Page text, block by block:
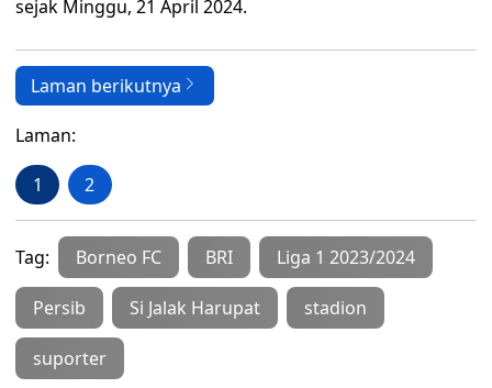
sejak Minggu, 21 April 2024.
Laman berikutnya
Laman:
1 2
Tag: Borneo FC BRI Liga 1 2023/2024
Persib Si Jalak Harupat stadion
suporter